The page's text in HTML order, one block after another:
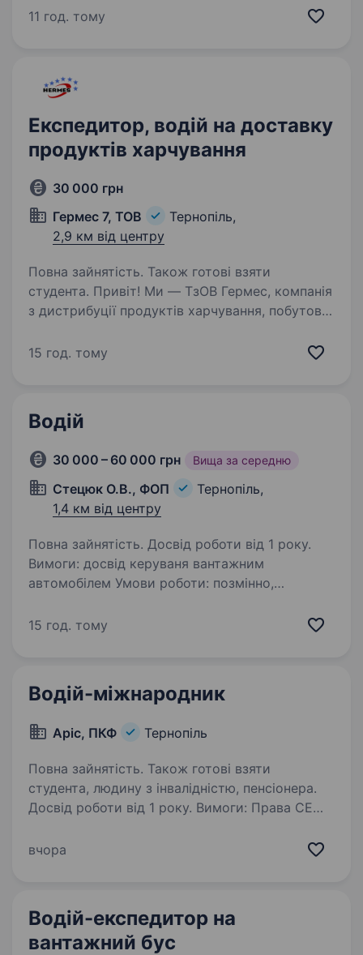
внутрішньої логістики та забезпечення
11 год. тому
Експедитор, водій на доставку
продуктів харчування
30 000 грн
Гермес 7, ТОВ
Тернопіль,
2,9 км від центру
Повна зайнятість. Також готові взяти
студента. Привіт! Ми — ТзОВ Гермес, компанія
з дистрибуції продуктів харчування, побутової
області. Окрім того, ми маємо власну
15 год. тому
Водій
30 000 – 60 000 грн Вища за середню
Стецюк О.В., ФОП
Тернопіль,
1,4 км від центру
Повна зайнятість. Досвід роботи від 1 року.
Вимоги: досвід керуваня вантажним
автомобілем Умови роботи: позмінно,
15 год. тому
Водій-міжнародник
Аріс, ПКФ Тернопіль
Повна зайнятість. Також готові взяти
студента, людину з інвалідністю, пенсіонера.
Досвід роботи від 1 року. Вимоги: Права СЕ
роботи: Для інформації телефонуйте
вчора
Водій-експедитор на
вантажний бус